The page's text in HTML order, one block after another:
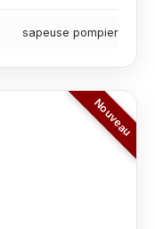
sapeuse pompier